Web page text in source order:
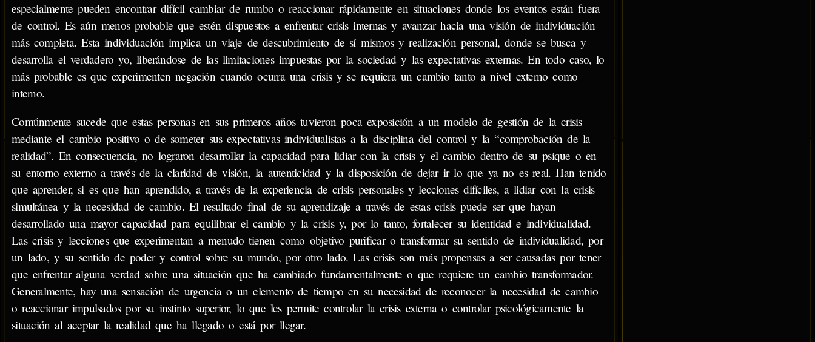
especialmente pueden encontrar difícil cambiar de rumbo o reaccionar rápidamente en situaciones donde los eventos están fuera
de control. Es aún menos probable que estén dispuestos a enfrentar crisis internas y avanzar hacia una visión de individuación
más completa. Esta individuación implica un viaje de descubrimiento de sí mismos y realización personal, donde se busca y
desarrolla el verdadero yo, liberándose de las limitaciones impuestas por la sociedad y las expectativas externas. En todo caso, lo
más probable es que experimenten negación cuando ocurra una crisis y se requiera un cambio tanto a nivel externo como
interno.
Comúnmente sucede que estas personas en sus primeros años tuvieron poca exposición a un modelo de gestión de la crisis
mediante el cambio positivo o de someter sus expectativas individualistas a la disciplina del control y la “comprobación de la
realidad”. En consecuencia, no lograron desarrollar la capacidad para lidiar con la crisis y el cambio dentro de su psique o en
su entorno externo a través de la claridad de visión, la autenticidad y la disposición de dejar ir lo que ya no es real. Han tenido
que aprender, si es que han aprendido, a través de la experiencia de crisis personales y lecciones difíciles, a lidiar con la crisis
simultánea y la necesidad de cambio. El resultado final de su aprendizaje a través de estas crisis puede ser que hayan
desarrollado una mayor capacidad para equilibrar el cambio y la crisis y, por lo tanto, fortalecer su identidad e individualidad.
Las crisis y lecciones que experimentan a menudo tienen como objetivo purificar o transformar su sentido de individualidad, por
un lado, y su sentido de poder y control sobre su mundo, por otro lado. Las crisis son más propensas a ser causadas por tener
que enfrentar alguna verdad sobre una situación que ha cambiado fundamentalmente o que requiere un cambio transformador.
Generalmente, hay una sensación de urgencia o un elemento de tiempo en su necesidad de reconocer la necesidad de cambio
o reaccionar impulsados por su instinto superior, lo que les permite controlar la crisis externa o controlar psicológicamente la
situación al aceptar la realidad que ha llegado o está por llegar.